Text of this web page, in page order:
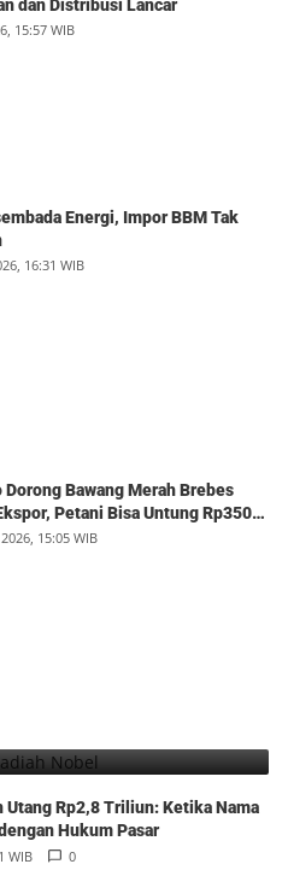
dan Distribusi Lancar
15:57 WIB
Energi, Impor BBM Tak
16:31 WIB
Bawang Merah Brebes
Petani Bisa Untung Rp350
15:05 WIB
Hadiah Nobel
Utang Rp2,8 Triliun: Ketika Nama
Hukum Pasar
WIB 0